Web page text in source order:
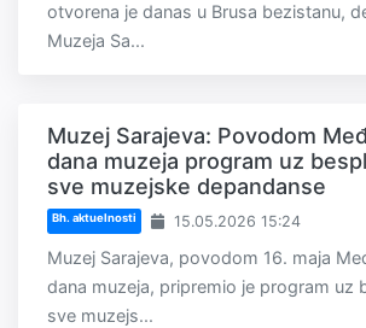
otvorena je danas u Brusa bezistanu,
Muzeja Sa...
Muzej Sarajeva: Povodom
dana muzeja program uz
sve muzejske depandanse
Bh. aktuelnosti 15.05.2026 15:24
Muzej Sarajeva, povodom 16. maja
dana muzeja, pripremio je program uz
sve muzejs...